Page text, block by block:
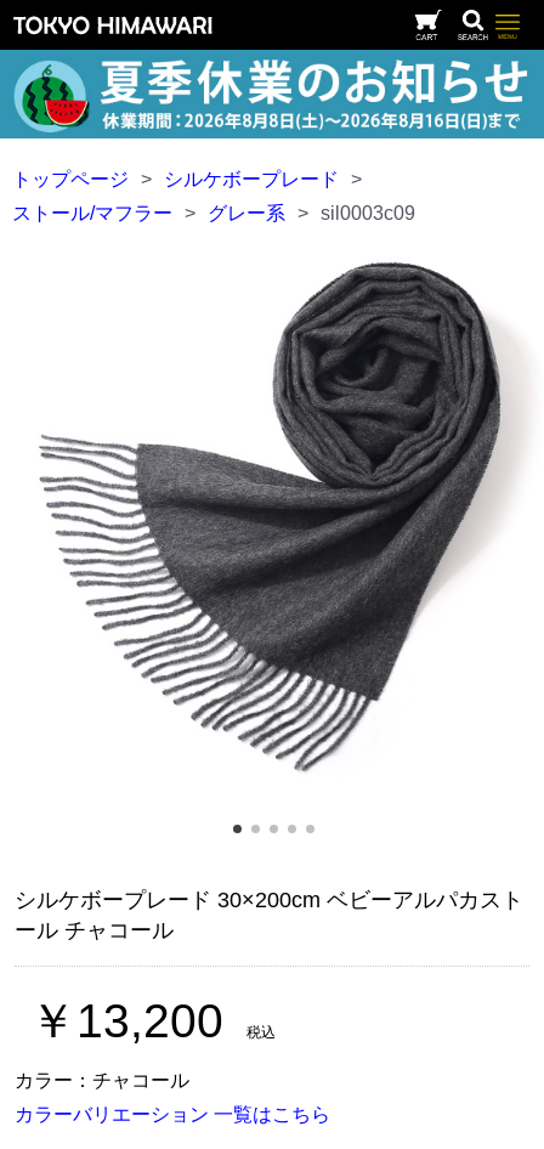
トップページ > シルケボープレード
>
ストール/マフラー
> グレー系 > sil0003c09
シルケボープレード 30×200cm ベビーアルパカスト
ール チャコール
￥13,200 税込
カラー：チャコール
カラーバリエーション 一覧はこちら